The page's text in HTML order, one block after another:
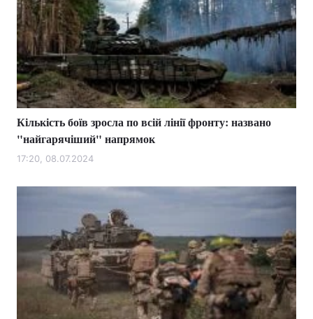
Кількість боїв зросла по всій лінії фронту: названо
"найгарячіший" напрямок
17:20, 08.07.2024